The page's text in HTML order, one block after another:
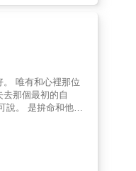
、柔韌的彈性，以及
的時段，在天地變
徑。
見證生命無限的
有限公司董事長
序）